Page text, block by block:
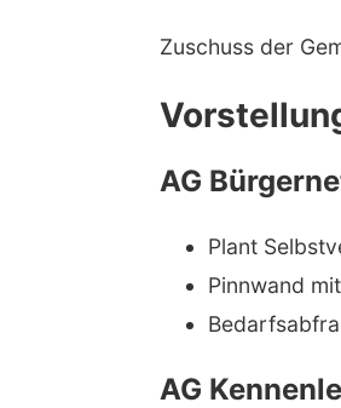
Zuschuss der
AG
Plant
Pinnwand
AG